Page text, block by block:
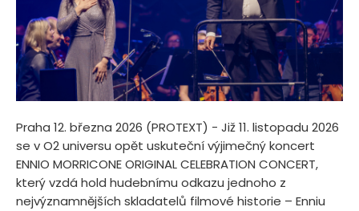
Praha 12. března 2026 (PROTEXT) - Již 11. listopadu 2026
se v O2 universu opět uskuteční výjimečný koncert
ENNIO MORRICONE ORIGINAL CELEBRATION CONCERT,
který vzdá hold hudebnímu odkazu jednoho z
nejvýznamnějších skladatelů filmové historie – Enniu